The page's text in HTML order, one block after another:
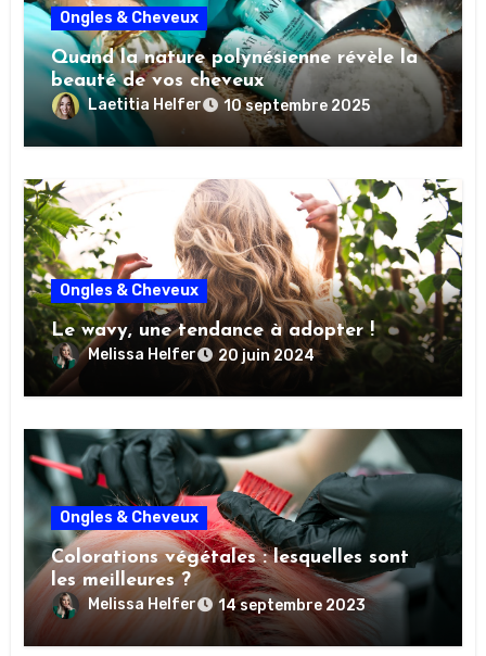
Ongles & Cheveux
Quand la nature polynésienne révèle la
beauté de vos cheveux
Laetitia Helfer 10 septembre 2025
Ongles & Cheveux
Le wavy, une tendance à adopter !
Melissa Helfer 20 juin 2024
Ongles & Cheveux
Colorations végétales : lesquelles sont
les meilleures ?
Melissa Helfer 14 septembre 2023